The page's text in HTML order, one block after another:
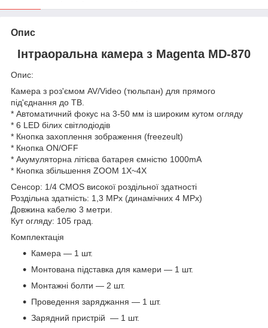
Опис
Інтраоральна камера з Magenta MD-870
Опис:
Камера з роз'ємом AV/Video (тюльпан) для прямого
під'єднання до ТВ.
* Автоматичний фокус на 3-50 мм із широким кутом огляду
* 6 LED білих світлодіодів
* Кнопка захоплення зображення (freezeult)
* Кнопка ON/OFF
* Акумуляторна літієва батарея ємністю 1000mA
* Кнопка збільшення ZOOM 1X~4X
Сенсор: 1/4 CMOS високої роздільної здатності
Роздільна здатність: 1,3 МPx (динамічних 4 МPx)
Довжина кабелю 3 метри.
Кут огляду: 105 град.
Комплектація
Камера — 1 шт.
Монтована підставка для камери — 1 шт.
Монтажні болти — 2 шт.
Проведення заряджання — 1 шт.
Зарядний пристрій — 1 шт.